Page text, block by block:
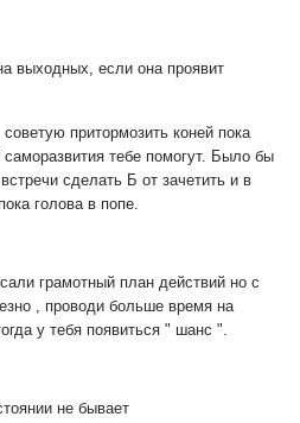
выходных, если она проявит
притормозить коней пока
тебе помогут. Было бы
сделать Б от зачетить и в
голова в попе.
грамотный план действий но с
, проводи больше время на
у тебя появиться " шанс ".
не бывает